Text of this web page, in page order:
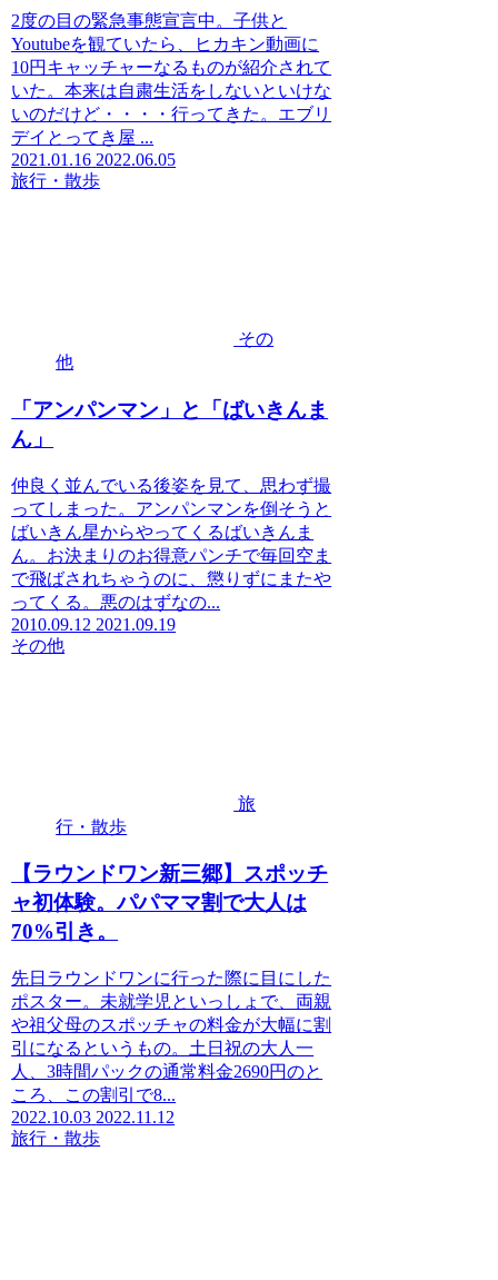
2度の目の緊急事態宣言中。子供と
Youtubeを観ていたら、ヒカキン動画に
10円キャッチャーなるものが紹介されて
いた。本来は自粛生活をしないといけな
いのだけど・・・・行ってきた。エブリ
デイとってき屋 ...
2021.01.16 2022.06.05
旅行・散歩
その
他
「アンパンマン」と「ばいきんま
ん」
仲良く並んでいる後姿を見て、思わず撮
ってしまった。アンパンマンを倒そうと
ばいきん星からやってくるばいきんま
ん。お決まりのお得意パンチで毎回空ま
で飛ばされちゃうのに、懲りずにまたや
ってくる。悪のはずなの...
2010.09.12 2021.09.19
その他
旅
行・散歩
【ラウンドワン新三郷】スポッチ
ャ初体験。パパママ割で大人は
70%引き。
先日ラウンドワンに行った際に目にした
ポスター。未就学児といっしょで、両親
や祖父母のスポッチャの料金が大幅に割
引になるというもの。土日祝の大人一
人、3時間パックの通常料金2690円のと
ころ、この割引で8...
2022.10.03 2022.11.12
旅行・散歩